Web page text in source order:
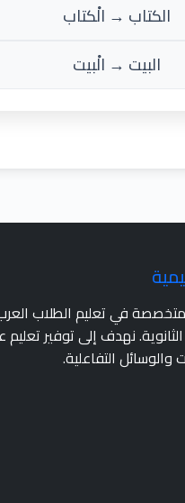
الكتاب → الْكتاب
البيت → الْبيت
في تعليم الطلاب
نهدف إلى توفير تعليم
والوسائل التفاعلية.